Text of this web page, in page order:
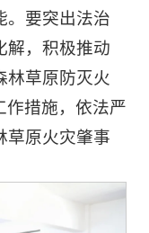
。要突出法治
解，积极推动
林草原防灭火
作措施，依法严
草原火灾肇事